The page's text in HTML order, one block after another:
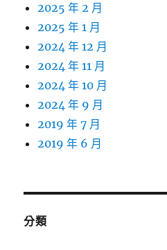
2025 年 2 月
2025 年 1 月
2024 年 12 月
2024 年 11 月
2024 年 10 月
2024 年 9 月
2019 年 7 月
2019 年 6 月
分類